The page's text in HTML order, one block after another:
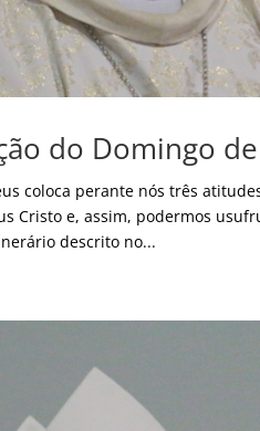
do Domingo
coloca perante nós três
Cristo e, assim, podermos
descrito no...